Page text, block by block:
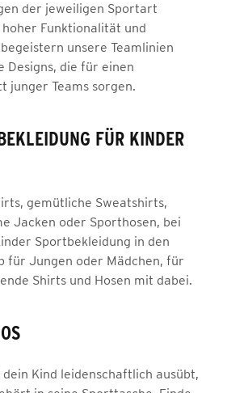
der jeweiligen Sportart
Funktionalität und
unsere Teamlinien
Designs, die für einen
junger Teams sorgen.
FÜR KINDER
gemütliche Sweatshirts,
Jacken oder Sporthosen, bei
Sportbekleidung in den
für Jungen oder Mädchen, für
Shirts und Hosen mit dabei.
Kind leidenschaftlich ausübt,